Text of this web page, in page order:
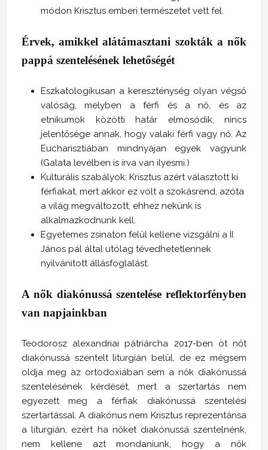
módon Krisztus emberi természetet vett fel.
Érvek, amikkel alátámasztani szokták a nők
pappá szentelésének lehetőségét
Eszkatologikusan a kereszténység olyan végső
valóság, melyben a férfi és a nő, és az
etnikumok közötti határ elmosódik, nincs
jelentősége annak, hogy valaki férfi vagy nő. Az
Eucharisztiában mindnyájan egyek vagyunk
(Galata levélben is írva van ilyesmi.)
Kulturális szabályok: Krisztus azért választott ki
férfiakat, mert akkor ez volt a szokásrend, azóta
a világ megváltozott, ehhez nekünk is
alkalmazkodnunk kell.
Egyetemes zsinaton felül kellene vizsgálni a II.
János pál által utólag tévedhetetlennek
nyilvánított állásfoglalást.
A nők diakónussá szentelése reflektorfényben
van napjainkban
Teodorosz alexandriai pátriárcha 2017-ben öt nőt
diakónussá szentelt liturgián belül, de ez mégsem
oldja meg az ortodoxiában sem a nők diakónussá
szentelésének kérdését, mert a szertartás nem
egyezett meg a férfiak diakónussá szentelési
szertartással. A diakónus nem Krisztus reprezentánsa
a liturgián, ezért ha nőket diakónussá szentelnénk,
nem kellene azt mondaniunk, hogy a nők